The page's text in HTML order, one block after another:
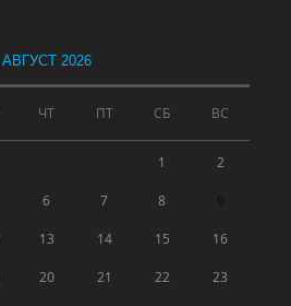
АВГУСТ 2026
ЧТ ПТ СБ ВС
1 2
6 7 8
13 14 15 16
20 21 22 23